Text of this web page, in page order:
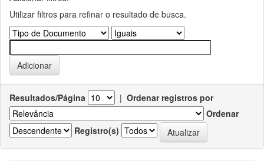
Utilizar filtros para refinar o resultado de busca.
Resultados/Página | Ordenar registros por
Ordenar
Registro(s)